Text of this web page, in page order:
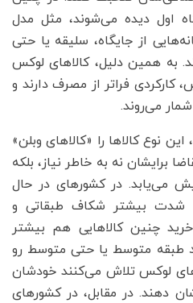
اول دیده می‌شوند، مثل مدل
از جایگاه، سلیقه یا حتی
به همین دلیل، کالاهای لوکس
فراتر از مصرف دارند و
می‌روند.
نوع کالاها را «کالاهای وبلن»
برایشان نه به خاطر نیاز، بلکه
می‌یابد. در کشورهای در حال
شدت بیشتر شکاف طبقاتی و
چنین کالاهایی هم بیشتر
طبقه متوسط یا حتی متوسط رو
لوکس تلاش می‌کنند خودشان
دهند. در مقابل، در کشورهای